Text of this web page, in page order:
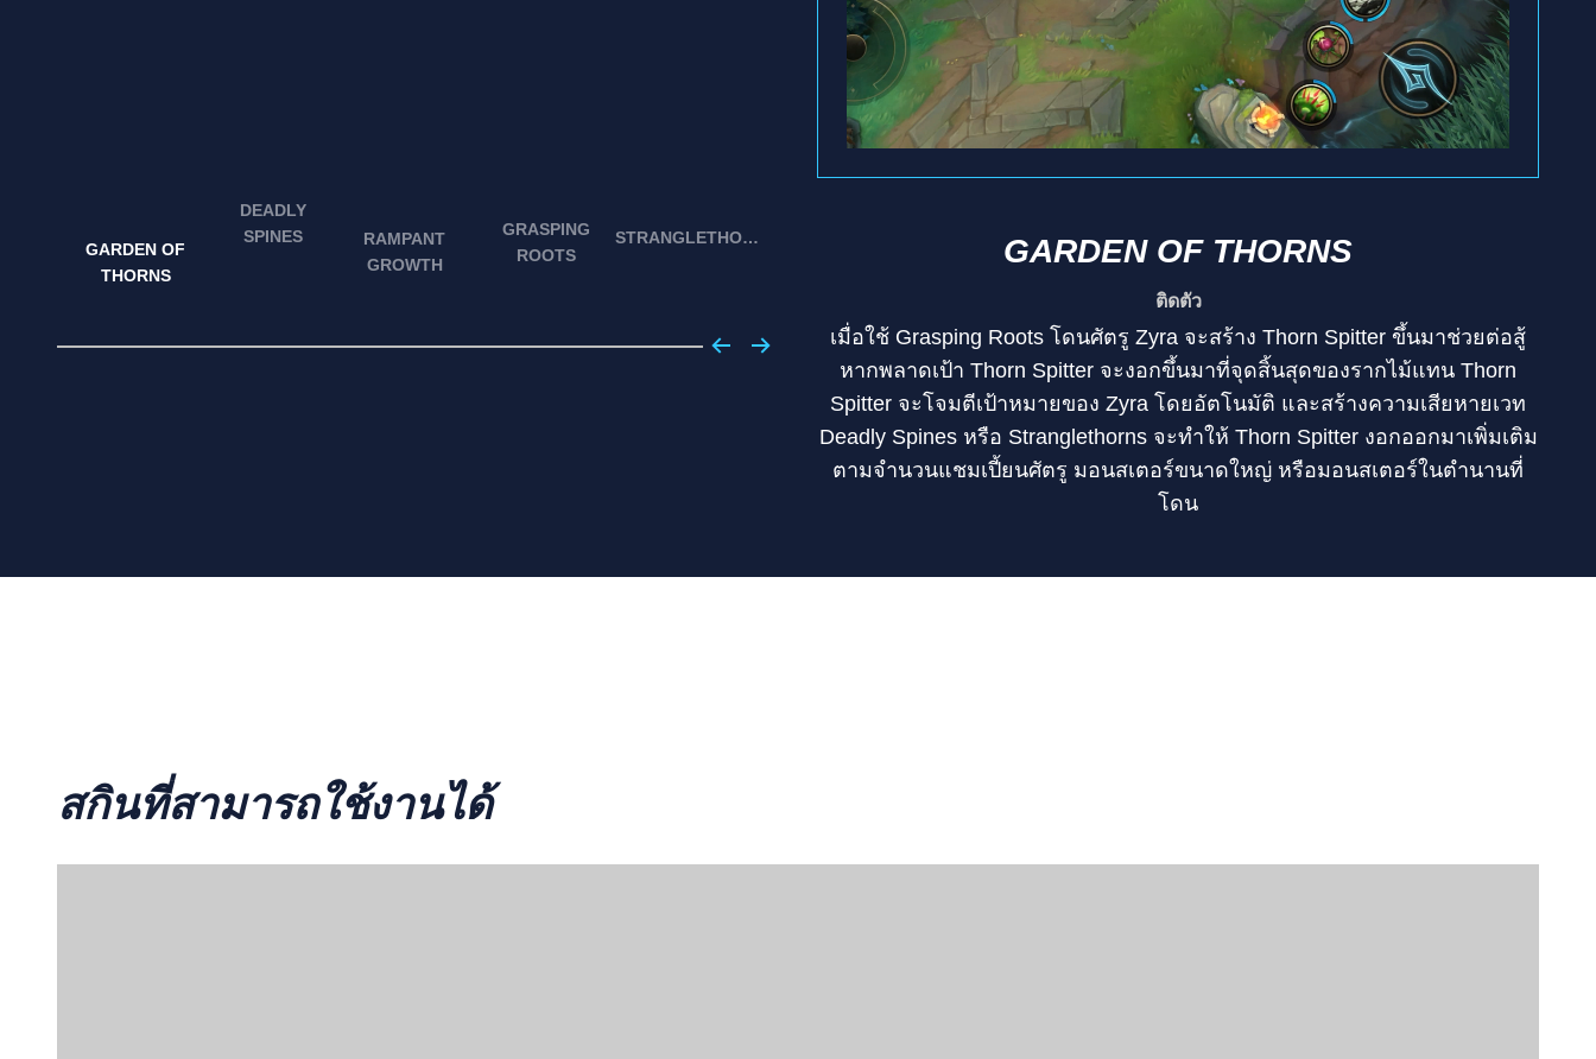
GARDEN OF
THORNS
DEADLY
SPINES
RAMPANT
GROWTH
GRASPING
ROOTS
STRANGLETHORNS GARDEN OF THORNS
ติดตัว
เมื่อใช้ Grasping Roots โดนศัตรู Zyra จะสร้าง Thorn Spitter ขึ้นมาช่วยต่อสู้
หากพลาดเป้า Thorn Spitter จะงอกขึ้นมาที่จุดสิ้นสุดของรากไม้แทน Thorn
Spitter จะโจมตีเป้าหมายของ Zyra โดยอัตโนมัติ และสร้างความเสียหายเวท
Deadly Spines หรือ Stranglethorns จะทำให้ Thorn Spitter งอกออกมาเพิ่มเติม
ตามจำนวนแชมเปี้ยนศัตรู มอนสเตอร์ขนาดใหญ่ หรือมอนสเตอร์ในตำนานที่
โดน
สกินที่สามารถใช้งานได้